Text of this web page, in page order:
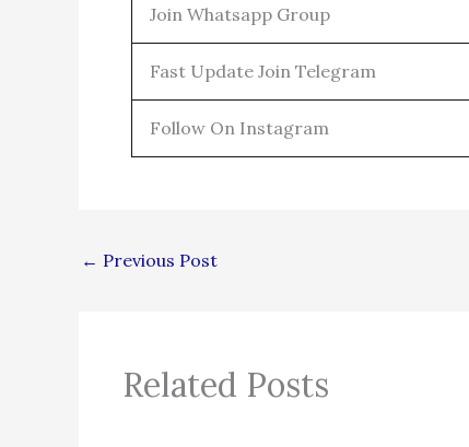
Join Whatsapp Group
Fast Update Join Telegram
Follow On Instagram
← Previous Post
Related Posts